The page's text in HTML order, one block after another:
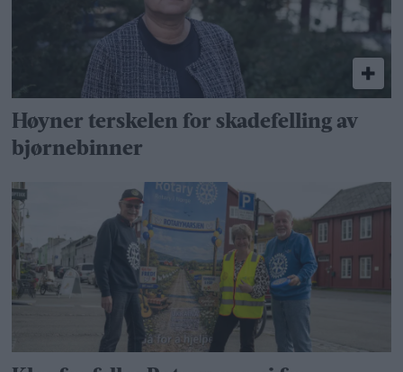
Høyner terskelen for skadefelling av
bjørnebinner